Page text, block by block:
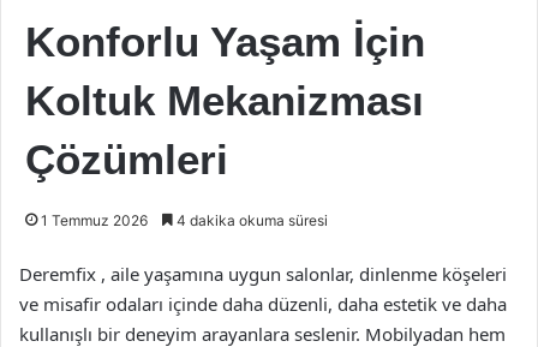
Konforlu Yaşam İçin
Koltuk Mekanizması
Çözümleri
1 Temmuz 2026 4 dakika okuma süresi
Deremfix , aile yaşamına uygun salonlar, dinlenme köşeleri
ve misafir odaları içinde daha düzenli, daha estetik ve daha
kullanışlı bir deneyim arayanlara seslenir. Mobilyadan hem